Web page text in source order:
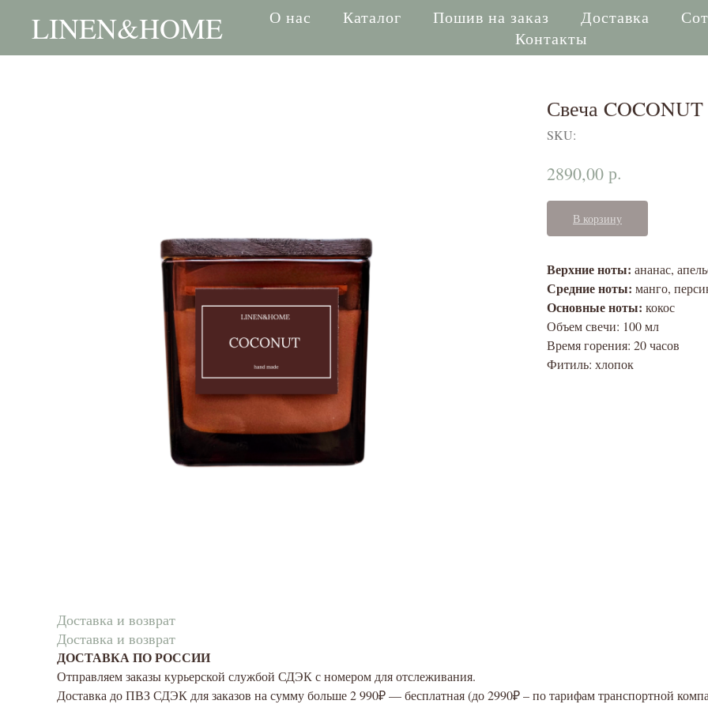
LINEN&HOME О нас Каталог Пошив на заказ Доставка
Контакты
Свеча COCONUT
SKU:
2890,00 р.
В корзину
Верхние ноты: ананас,
Средние ноты: манго,
Основные ноты: кокос
Объем свечи: 100 мл
Время горения: 20 часов
Фитиль: хлопок
Доставка и возврат
Доставка и возврат
ДОСТАВКА ПО РОССИИ
Отправляем заказы курьерской службой СДЭК с номером для отслеживания.
Доставка до ПВЗ СДЭК для заказов на сумму больше 2 990₽ — бесплатная (до 2990₽ – по тарифам транспортной